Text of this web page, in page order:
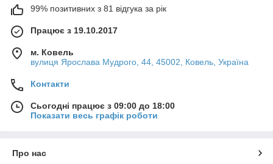
99% позитивних з 81 відгука за рік
Працює з 19.10.2017
м. Ковель
вулиця Ярослава Мудрого, 44, 45002, Ковель, Україна
Контакти
Сьогодні працює з 09:00 до 18:00
Показати весь графік роботи
Про нас